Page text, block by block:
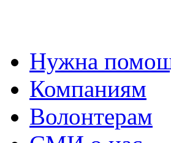
Нужна
Компаниям
Волонтерам